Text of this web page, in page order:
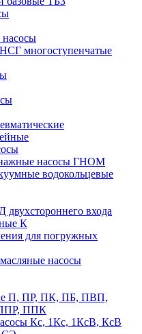
многоступенчатые
насосы ГНОМ
водокольцевые
входа
К
для погружных
насосы
П, ПР, ПК, ПБ, ПВП,
ППК
Кс, 1Кс, 1КсВ, КсВ